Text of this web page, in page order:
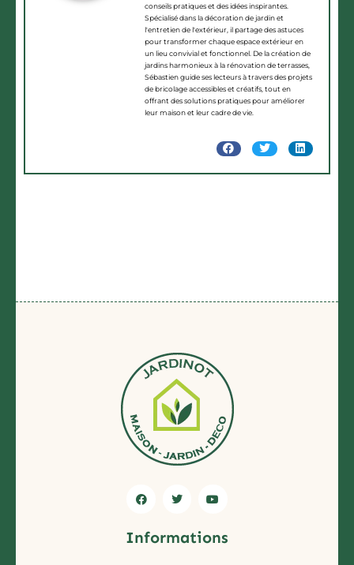
conseils pratiques et des idées inspirantes.
Spécialisé dans la décoration de jardin et
l'entretien de l'extérieur, il partage des astuces
pour transformer chaque espace extérieur en
un lieu convivial et fonctionnel. De la création de
jardins harmonieux à la rénovation de terrasses,
Sébastien guide ses lecteurs à travers des projets
de bricolage accessibles et créatifs, tout en
offrant des solutions pratiques pour améliorer
leur maison et leur cadre de vie.
Informations